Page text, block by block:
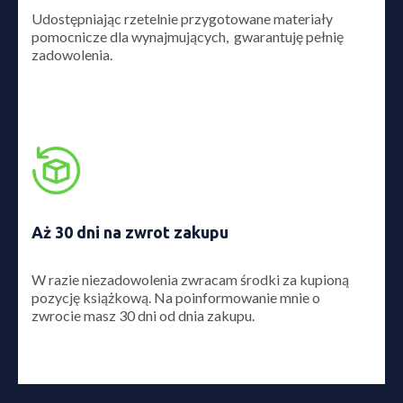
Udostępniając rzetelnie przygotowane materiały
pomocnicze dla wynajmujących, gwarantuję pełnię
zadowolenia.
Aż 30 dni na zwrot zakupu
W razie niezadowolenia zwracam środki za kupioną
pozycję książkową. Na poinformowanie mnie o
zwrocie masz 30 dni od dnia zakupu.